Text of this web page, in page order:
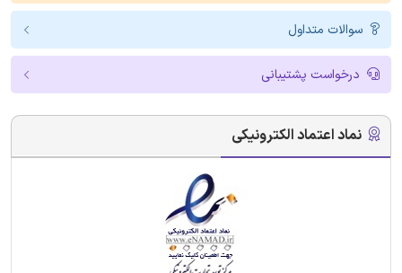
سوالات متداول
درخواست پشتیبانی
نماد اعتماد الکترونیکی